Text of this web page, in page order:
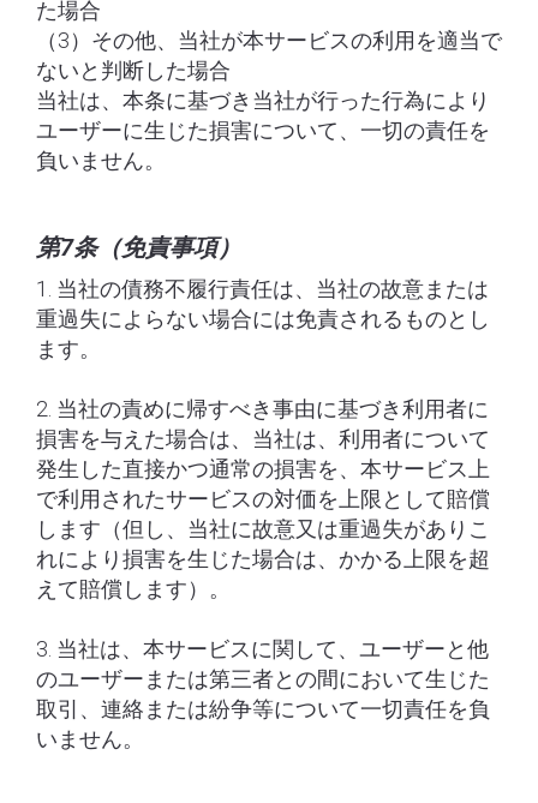
た場合
（3）その他、当社が本サービスの利用を適当で
ないと判断した場合
当社は、本条に基づき当社が行った行為により
ユーザーに生じた損害について、一切の責任を
負いません。
第7条（免責事項）
1. 当社の債務不履行責任は、当社の故意または
重過失によらない場合には免責されるものとし
ます。
2. 当社の責めに帰すべき事由に基づき利用者に
損害を与えた場合は、当社は、利用者について
発生した直接かつ通常の損害を、本サービス上
で利用されたサービスの対価を上限として賠償
します（但し、当社に故意又は重過失がありこ
れにより損害を生じた場合は、かかる上限を超
えて賠償します）。
3. 当社は、本サービスに関して、ユーザーと他
のユーザーまたは第三者との間において生じた
取引、連絡または紛争等について一切責任を負
いません。